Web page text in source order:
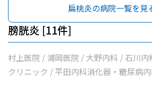
扁桃炎の病院一覧を見
膀胱炎 [11件]
村上医院 / 浦岡医院 / 大野内科 / 石川
クリニック / 平田内科消化器・糖尿病